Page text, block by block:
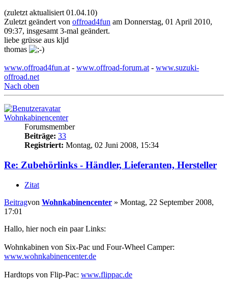
(zuletzt aktualisiert 01.04.10)
Zuletzt geändert von offroad4fun am Donnerstag, 01 April 2010,
09:37, insgesamt 3-mal geändert.
liebe grüsse aus kljd
thomas
www.offroad4fun.at - www.offroad-forum.at - www.suzuki-
offroad.net
Nach oben
Wohnkabinencenter
Forumsmember
Beiträge: 33
Registriert: Montag, 02 Juni 2008, 15:34
Re: Zubehörlinks - Händler, Lieferanten, Hersteller
Zitat
Beitragvon Wohnkabinencenter » Montag, 22 September 2008,
17:01
Hallo, hier noch ein paar Links:
Wohnkabinen von Six-Pac und Four-Wheel Camper:
www.wohnkabinencenter.de
Hardtops von Flip-Pac: www.flippac.de